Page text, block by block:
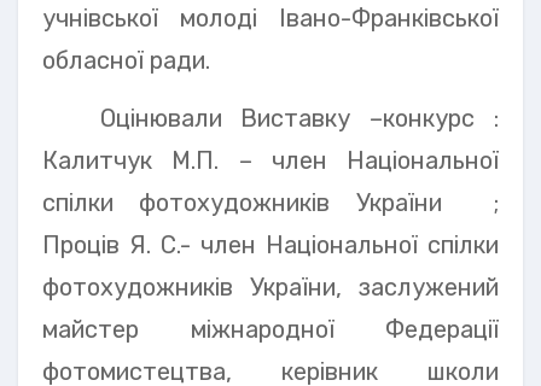
учнівської молоді Івано-Франківської
обласної ради.
Оцінювали Виставку –конкурс :
Калитчук М.П. – член Національної
спілки фотохудожників України ;
Проців Я. С.- член Національної спілки
фотохудожників України, заслужений
майстер міжнародної Федерації
фотомистецтва, керівник школи